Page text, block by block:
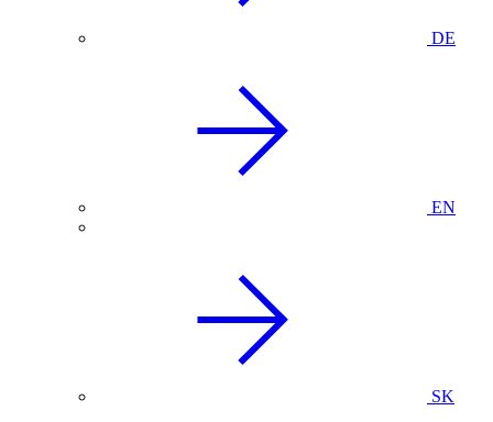
DE
EN
SK